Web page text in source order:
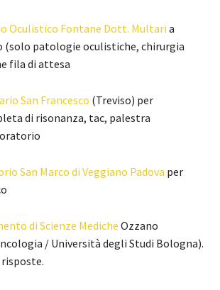
Oculistico Fontane Dott. Multari a
(solo patologie oculistiche, chirurgia
fila di attesa
San Francesco (Treviso) per
di risonanza, tac, palestra
San Marco di Veggiano Padova per
di Scienze Mediche Ozzano
/ Università degli Studi Bologna).